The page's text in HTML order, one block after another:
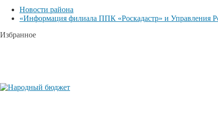
Новости района
«Информация филиала ППК «Роскадастр» и Управления
Избранное